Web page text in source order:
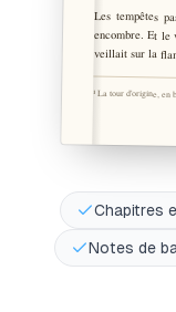
Les tempêtes
encombre. Et le
veillait sur la
¹ La tour d'origine, en
Chapitres
Notes de